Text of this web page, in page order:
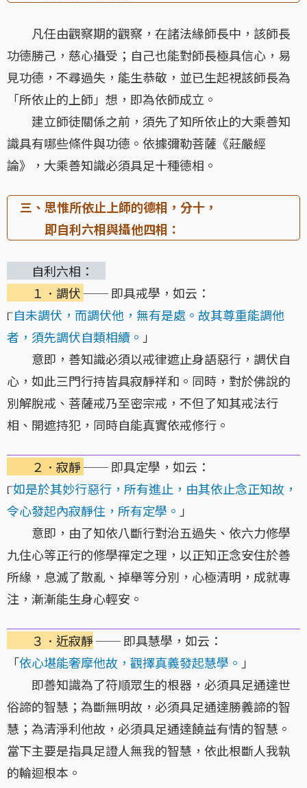
凡任由觀察期的觀察，在諸法緣師長中，該師長
功德勝己，慈心攝受；自己也能對師長極具信心，易
見功德，不尋過失，能生恭敬，並已生起視該師長為
「所依止的上師」想，即為依師成立。
建立師徒關係之前，須先了知所依止的大乘善知
識具有哪些條件與功德。依據彌勒菩薩《莊嚴經
論》，大乘善知識必須具足十種德相。
三、思惟所依止上師的德相，分十，
即自利六相與攝他四相：
自利六相：
１．調伏── 即具戒學，如云：
୮自未調伏，而調伏他，無有是處。故其尊重能調他
者，須先調伏自類相續。 」
意即，善知識必須以戒律遮止身語惡行，調伏自
心，如此三門行持皆具寂靜祥和。同時，對於佛說的
別解脫戒、菩薩戒乃至密宗戒，不但了知其戒法行
相、開遮持犯，同時自能真實依戒修行。
２．寂靜── 即具定學，如云：
୮如是於其妙行惡行，所有進止，由其依止念正知故，
令心發起內寂靜住，所有定學。 」
意即，由了知依八斷行對治五過失、依六力修學
九住心等正行的修學禪定之理，以正知正念安住於善
所緣，息滅了散亂、掉舉等分別，心極清明，成就專
注，漸漸能生身心輕安。
３．近寂靜── 即具慧學，如云：
「依心堪能奢摩他故，觀擇真義發起慧學。 」
即善知識為了符順眾生的根器，必須具足通達世
俗諦的智慧；為斷無明故，必須具足通達勝義諦的智
慧；為清淨利他故，必須具足通達饒益有情的智慧。
當下主要是指具足證人無我的智慧，依此根斷人我執
的輪迴根本。